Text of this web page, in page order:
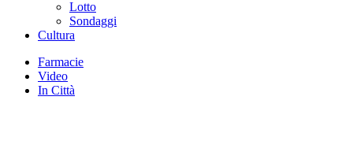
Lotto
Sondaggi
Cultura
Farmacie
Video
In Città